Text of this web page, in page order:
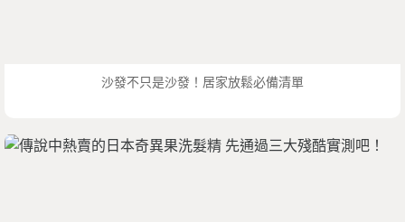
沙發不只是沙發！居家放鬆必備清單